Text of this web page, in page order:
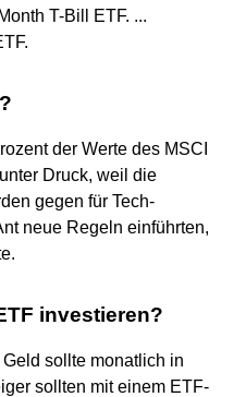
T-Bill ETF. ...
der Werte des MSCI
Druck, weil die
gegen für Tech-
neue Regeln einführten,
investieren?
sollte monatlich in
sollten mit einem ETF-